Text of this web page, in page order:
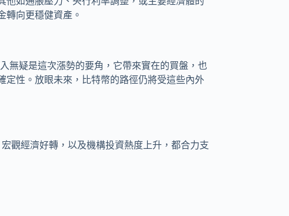
轉向更穩健資產。
無疑是這次漲勢的要角，它帶來實在的買盤，也
定性。放眼未來，比特幣的路徑仍將受這些內外
觀經濟好轉，以及機構投資熱度上升，都合力支